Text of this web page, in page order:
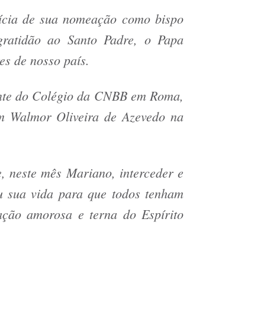
de sua nomeação como bispo
ao Santo Padre, o Papa
de nosso país.
do Colégio da CNBB em Roma,
Oliveira de Azevedo na
neste mês Mariano, interceder e
vida para que todos tenham
amorosa e terna do Espírito